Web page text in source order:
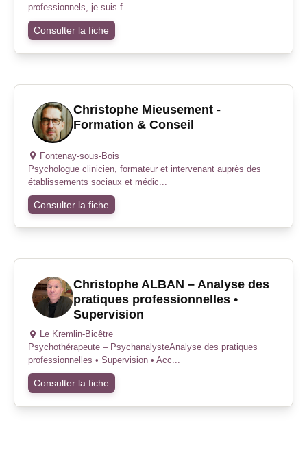
professionnels, je suis f...
Consulter la fiche
Christophe Mieusement -
Formation & Conseil
Fontenay-sous-Bois
Psychologue clinicien, formateur et intervenant auprès des
établissements sociaux et médic...
Consulter la fiche
Christophe ALBAN – Analyse des
pratiques professionnelles •
Supervision
Le Kremlin-Bicêtre
Psychothérapeute – PsychanalysteAnalyse des pratiques
professionnelles • Supervision • Acc...
Consulter la fiche